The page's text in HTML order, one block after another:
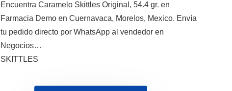
Encuentra Caramelo Skittles Original, 54.4 gr. en
Farmacia Demo en Cuernavaca, Morelos, Mexico. Envía
tu pedido directo por WhatsApp al vendedor en
Negocios…
SKITTLES